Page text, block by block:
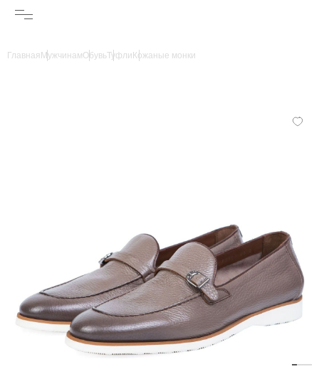
Главная МужчинамОбувьТуфли Кожаные монки